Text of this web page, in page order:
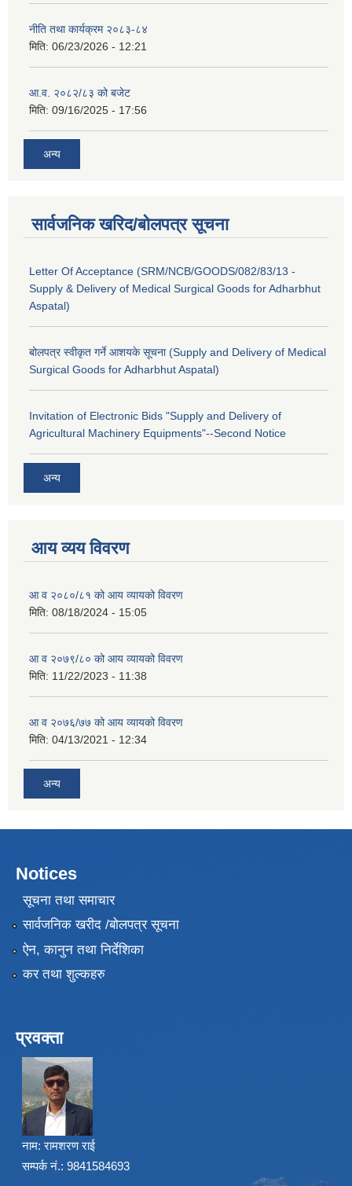
नीति तथा कार्यक्रम २०८३-८४
मिति: 06/23/2026 - 12:21
आ.व. २०८२/८३ को बजेट
मिति: 09/16/2025 - 17:56
अन्य
सार्वजनिक खरिद/बोलपत्र सूचना
Letter Of Acceptance (SRM/NCB/GOODS/082/83/13 -
Supply & Delivery of Medical Surgical Goods for Adharbhut
Aspatal)
बोलपत्र स्वीकृत गर्ने आशयके सूचना (Supply and Delivery of Medical
Surgical Goods for Adharbhut Aspatal)
Invitation of Electronic Bids "Supply and Delivery of
Agricultural Machinery Equipments"--Second Notice
अन्य
आय व्यय विवरण
आ व २०८०/८१ को आय व्यायको विवरण
मिति: 08/18/2024 - 15:05
आ व २०७९/८० को आय व्यायको विवरण
मिति: 11/22/2023 - 11:38
आ व २०७६/७७ को आय व्यायको विवरण
मिति: 04/13/2021 - 12:34
अन्य
Notices
सूचना तथा समाचार
सार्वजनिक खरीद /बोलपत्र सूचना
ऐन, कानुन तथा निर्देशिका
कर तथा शुल्कहरु
प्रवक्ता
नाम: रामशरण राई
सम्पर्क नं.: 9841584693